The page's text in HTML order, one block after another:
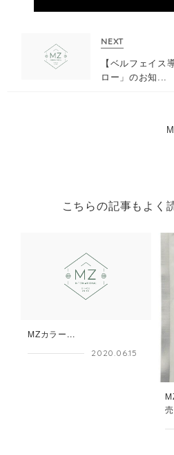
NEXT
【ベルフェイス
ロー」のお知...
こちらの記事もよく
MZカラー...
2020.06.15